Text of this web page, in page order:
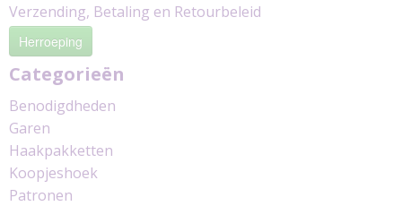
Verzending, Betaling en Retourbeleid
Herroeping
Categorieën
Benodigdheden
Garen
Haakpakketten
Koopjeshoek
Patronen